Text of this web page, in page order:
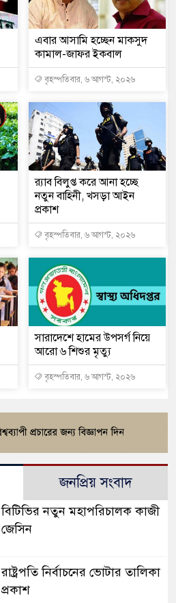
এবার আসামি হচ্ছেন মাকসুদ
কামাল-জাফর ইকবাল
বৃহস্পতিবার, ৬ আগস্ট, ২০২৬
র‍্যাব বিলুপ্ত করে আনা হচ্ছে
নতুন বাহিনী, খসড়া আইন
প্রকাশ
বৃহস্পতিবার, ৬ আগস্ট, ২০২৬
সারাদেশে হামের উপসর্গ নিয়ে
আরো ৬ শিশুর মৃত্যু
বৃহস্পতিবার, ৬ আগস্ট, ২০২৬
জনপ্রিয় সংবাদ
বিটিভির নতুন মহাপরিচালক কাজী
জেসিন
রাষ্ট্রপতি নির্বাচনের ভোটার তালিকা
প্রকাশ